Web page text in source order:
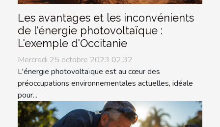
Les avantages et les inconvénients
de l'énergie photovoltaïque :
L'exemple d'Occitanie
Mercredi 25 octobre 2023 02:32
L'énergie photovoltaïque est au cœur des
préoccupations environnementales actuelles, idéale
pour...